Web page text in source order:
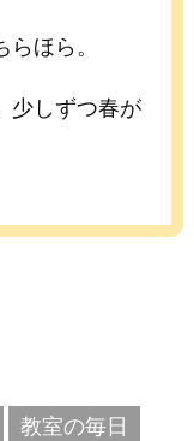
ほら。
少しずつ春が
教室の毎日